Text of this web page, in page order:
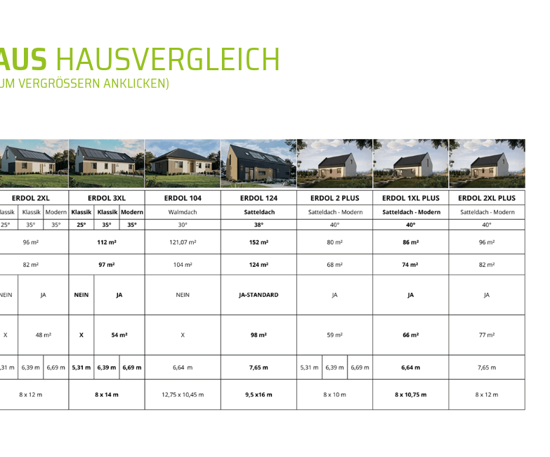
HAUSVERGLEICH
VERGRÖSSERN ANKLICKEN)